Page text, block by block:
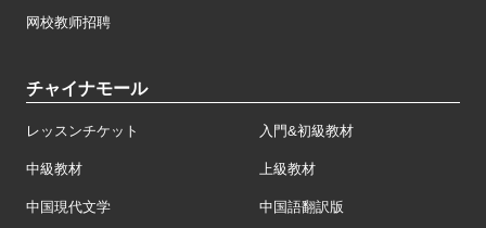
网校教师招聘
チャイナモール
レッスンチケット 入門&初級教材
中級教材 上級教材
中国現代文学 中国語翻訳版